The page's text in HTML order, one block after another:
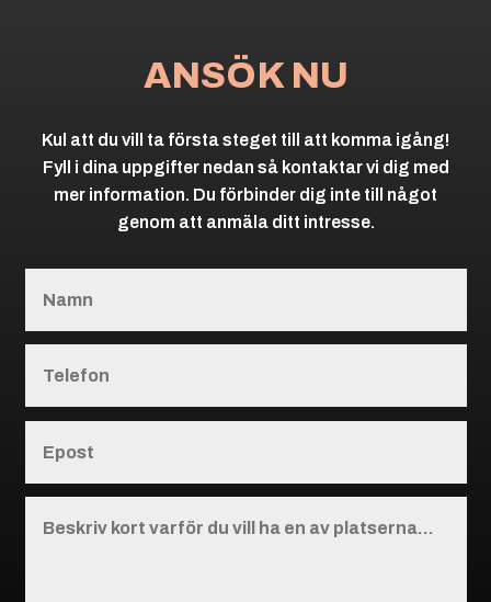
ANSÖK NU
Kul att du vill ta första steget till att komma igång!
Fyll i dina uppgifter nedan så kontaktar vi dig med
mer information. Du förbinder dig inte till något
genom att anmäla ditt intresse.